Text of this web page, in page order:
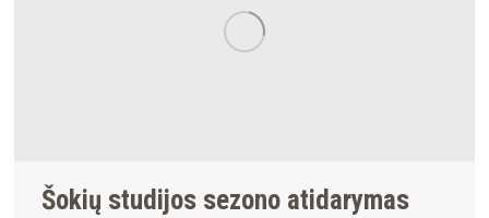
Šokių studijos sezono atidarymas